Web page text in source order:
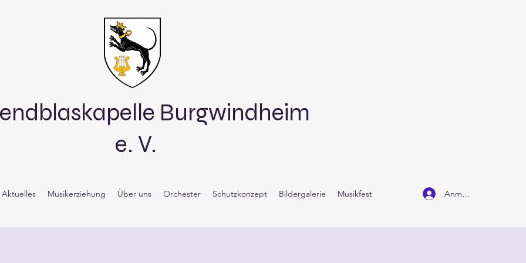
Burgwindheim
e. V.
Aktuelles Musikerziehung Über uns Orchester Schutzkonzept Bildergalerie Musikfest Anmelden